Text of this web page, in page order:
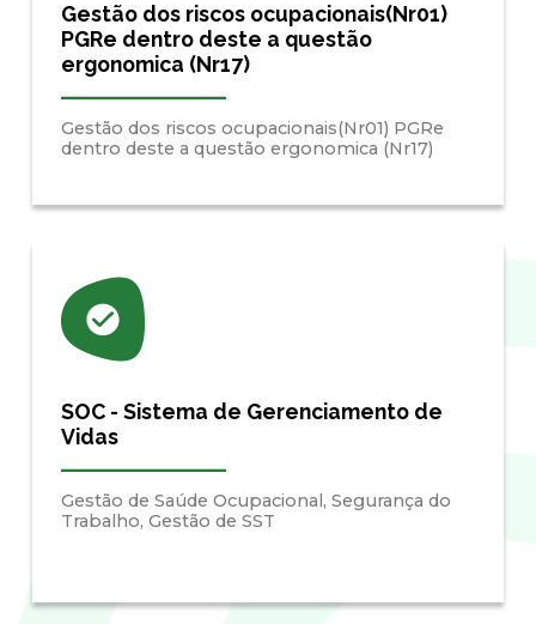
Gestão dos riscos ocupacionais(Nr01)
PGRe dentro deste a questão
ergonomica (Nr17)
Gestão dos riscos ocupacionais(Nr01) PGRe
dentro deste a questão ergonomica (Nr17)
SOC - Sistema de Gerenciamento de
Vidas
Gestão de Saúde Ocupacional, Segurança do
Trabalho, Gestão de SST